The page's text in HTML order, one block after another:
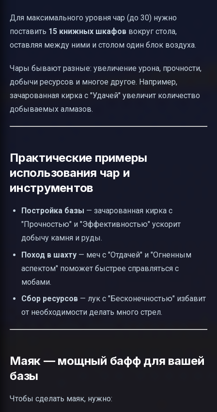
Для максимального уровня чар (до 30) нужно
поставить 15 книжных шкафов вокруг стола,
оставляя между ними и столом один блок воздуха.
Чары бывают разные: увеличение урона, прочности,
добычи ресурсов и многое другое. Например,
зачарованная кирка с "Удачей" увеличит количество
добываемых алмазов.
Практические примеры
использования чар и
инструментов
Постройка базы — зачарованная кирка с
"Прочностью" и "Эффективностью" ускорит
добычу камня и руды.
Поход в шахту — меч с "Отдачей" и "Огненным
аспектом" поможет быстрее справляться с
мобами.
Сбор ресурсов — лук с "Бесконечностью" избавит
от необходимости делать много стрел.
Маяк — мощный бафф для вашей
базы
Чтобы сделать маяк, нужно: